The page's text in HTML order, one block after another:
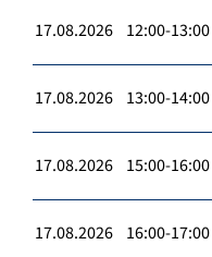
17.08.2026 12:00-13:00
17.08.2026 13:00-14:00
17.08.2026 15:00-16:00
17.08.2026 16:00-17:00